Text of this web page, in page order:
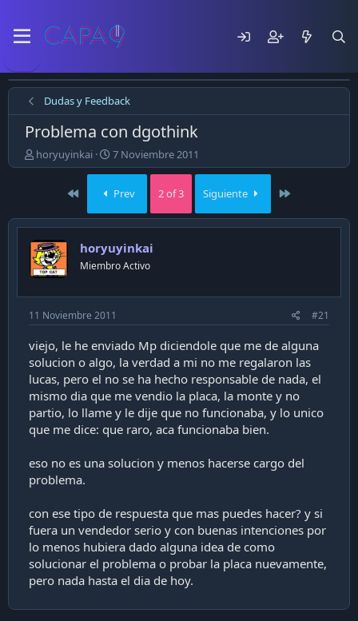
Dudas y Feedback
Problema con dgothink
E
m
ó
e
l
t
e
m
a
horyuyinkai
F
e
h
a
d
p
u
l
i
c
a
c
i
ó
n
7 Noviembre 2011
First Prev 2 of 3 Siguiente
horyuyinkai
Miembro Activo
11 Noviembre 2011 #21
viejo, le he enviado Mp diciendole que me de alguna
solucion o algo, la verdad a mi no me regalaron las
lucas, pero el no se ha hecho responsable de nada, el
mismo dia que me vendio la placa, la monte y no
partio, lo llame y le dije que no funcionaba, y lo unico
que me dice: que raro, aca funcionaba bien.
eso no es una solucion y menos hacerse cargo del
problema.
con ese tipo de respuesta que mas puedes hacer? y si
fuera un vendedor serio y con buenas intenciones por
lo menos hubiera dado alguna idea de como
solucionar el problema o probar la placa nuevamente,
pero nada hasta el dia de hoy.